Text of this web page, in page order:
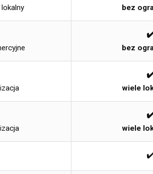
bez
bez
wiele
wiele